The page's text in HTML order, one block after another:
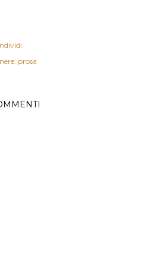
prosa